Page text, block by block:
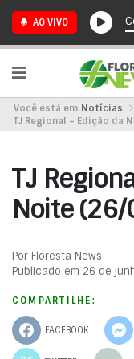
AO VIVO
Você está em Notícias
TJ Regional – Edição da
TJ
Noite
Por Floresta News
Publicado em 26 de
COMPARTILHE:
FACEBOOK